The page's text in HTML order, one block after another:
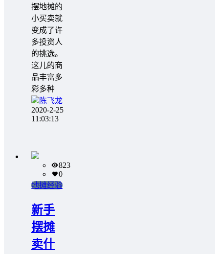
摆地摊的
小买卖就
变成了许
多投资人
的挑选。
这儿的商
品丰富多
彩多种
陈飞龙
2020-2-25
11:03:13
823
0
地摊经验
新手
摆摊
卖什